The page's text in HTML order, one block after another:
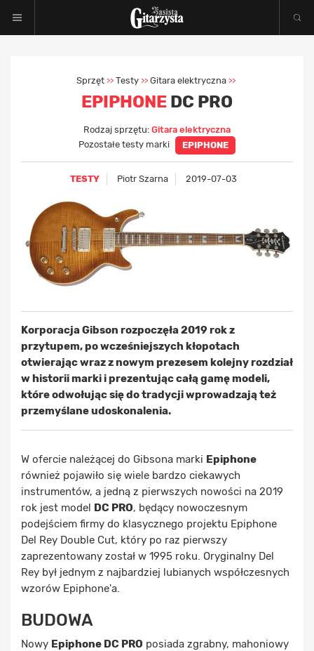
Sprzęt >> Testy >> Gitara elektryczna >>
EPIPHONE DC PRO
Rodzaj sprzętu: Gitara elektryczna
Pozostałe testy marki
EPIPHONE
TESTY Piotr Szarna 2019-07-03
Korporacja Gibson rozpoczęła 2019 rok z
przytupem, po wcześniejszych kłopotach
otwierając wraz z nowym prezesem kolejny rozdział
w historii marki i prezentując całą gamę modeli,
które odwołując się do tradycji wprowadzają też
przemyślane udoskonalenia.
W ofercie należącej do Gibsona marki Epiphone
również pojawiło się wiele bardzo ciekawych
instrumentów, a jedną z pierwszych nowości na 2019
rok jest model DC PRO, będący nowoczesnym
podejściem firmy do klasycznego projektu Epiphone
Del Rey Double Cut, który po raz pierwszy
zaprezentowany został w 1995 roku. Oryginalny Del
Rey był jednym z najbardziej lubianych współczesnych
wzorów Epiphone'a.
BUDOWA
Nowy Epiphone DC PRO posiada zgrabny, mahoniowy